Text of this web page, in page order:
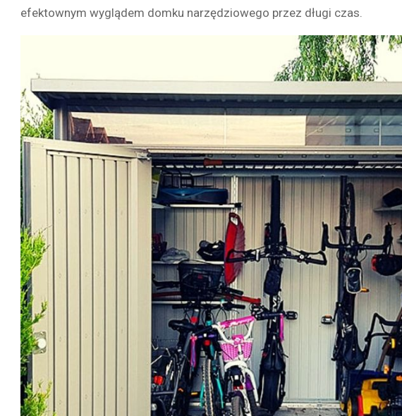
efektownym wyglądem domku narzędziowego przez długi czas.